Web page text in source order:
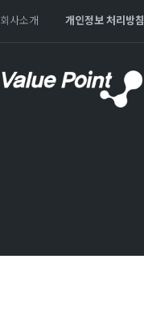
회사소개 개인정보 처리방침